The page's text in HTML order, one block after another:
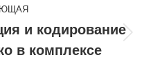
Следующая
и кодирование
в комплексе